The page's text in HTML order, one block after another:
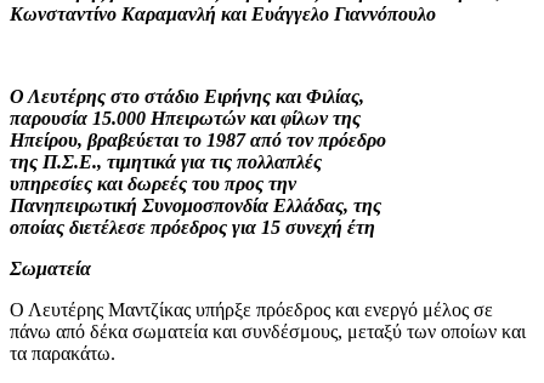
Κωνσταντίνο Καραμανλή και Ευάγγελο Γιαννόπουλο
Ο Λευτέρης στο στάδιο Ειρήνης και Φιλίας,
παρουσία 15.000 Ηπειρωτών και φίλων της
Ηπείρου, βραβεύεται το 1987 από τον πρόεδρο
της Π.Σ.Ε., τιμητικά για τις πολλαπλές
υπηρεσίες και δωρεές του προς την
Πανηπειρωτική Συνομοσπονδία Ελλάδας, της
οποίας διετέλεσε πρόεδρος για 15 συνεχή έτη
Σωματεία
Ο Λευτέρης Μαντζίκας υπήρξε πρόεδρος και ενεργό μέλος σε
πάνω από δέκα σωματεία και συνδέσμους, μεταξύ των οποίων και
τα παρακάτω.